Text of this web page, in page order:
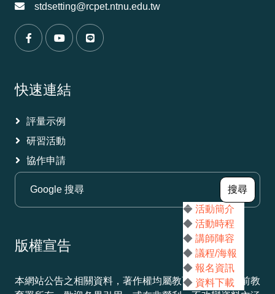
◆ 活動簡介
◆ 活動時程
◆ 講師陣容
◆ 議程/海報
◆ 報名資訊
◆ 資料下載
stdsetting@rcpet.ntnu.edu.tw
（另開新視窗）
（另開新視窗）（另開新視窗）
快速連結
評量示例
研習活動
協作申請
搜尋（另
版權宣告
本網站公告之相關資料，著作權均屬教育部國民及學前教